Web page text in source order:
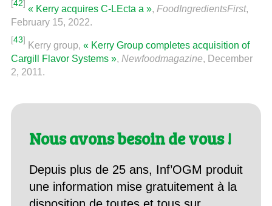
[42]
« Kerry acquires C-LEcta a », FoodIngredientsFirst,
February 15, 2022.
[43]
Kerry group, « Kerry Group completes acquisition of
Cargill Flavor Systems », Newfoodmagazine, December
2, 2011.
Nous avons besoin de vous !
Depuis plus de 25 ans, Inf’OGM produit
une information mise gratuitement à la